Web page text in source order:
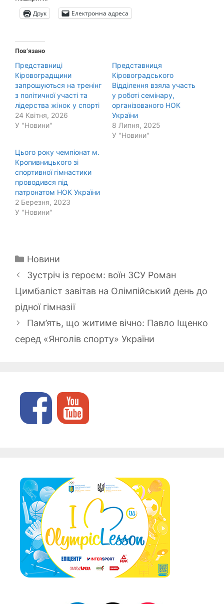
Друк Електронна адреса
Пов’язано
Представниці
Кіровоградщини
запрошуються на тренінг
з політичної участі та
лідерства жінок у спорті
24 Квітня, 2026
У "Новини"
Представниця
Кіровоградського
Відділення взяла участь
у роботі семінару,
організованого НОК
України
8 Липня, 2025
У "Новини"
Цього року чемпіонат м.
Кропивницького зі
спортивної гімнастики
проводився під
патронатом НОК України
2 Березня, 2023
У "Новини"
Категорії
Новини
Зустріч із героєм: воїн ЗСУ Роман
Цимбаліст завітав на Олімпійський день до
рідної гімназії
Пам’ять, що житиме вічно: Павло Іщенко
серед «Янголів спорту» України